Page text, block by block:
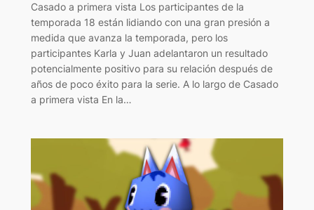
Casado a primera vista Los participantes de la
temporada 18 están lidiando con una gran presión a
medida que avanza la temporada, pero los
participantes Karla y Juan adelantaron un resultado
potencialmente positivo para su relación después de
años de poco éxito para la serie. A lo largo de Casado
a primera vista En la…